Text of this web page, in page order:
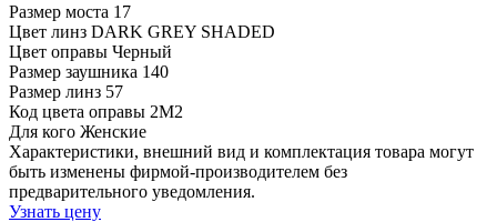
Размер моста 17
Цвет линз DARK GREY SHADED
Цвет оправы Черный
Размер заушника 140
Размер линз 57
Код цвета оправы 2M2
Для кого Женские
Характеристики, внешний вид и комплектация товара могут
быть изменены фирмой-производителем без
предварительного уведомления.
Узнать цену